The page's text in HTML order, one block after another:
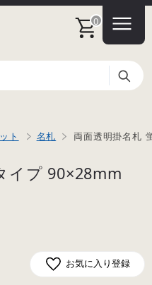
0
ト 名札 両面透明掛名札
イプ 90×28mm
お気に入り登録